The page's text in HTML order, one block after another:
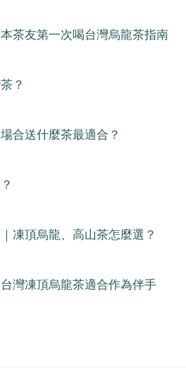
茶友第一次喝台灣烏龍茶指南
？
合送什麼茶最適合？
凍頂烏龍、高山茶怎麼選？
灣凍頂烏龍茶適合作為伴手